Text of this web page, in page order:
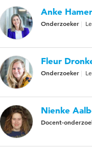
Anke
Onderzoeker
Fleur
Onderzoeker
Nienke
Docent-